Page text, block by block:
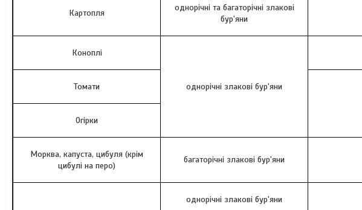
Картопля
однорічні та багаторічні злакові
бур'яни
Коноплі
однорічні злакові бур'яни
Томати
Огірки
Морква, капуста, цибуля (крім
цибулі на перо)
багаторічні злакові бур'яни
однорічні злакові бур'яни